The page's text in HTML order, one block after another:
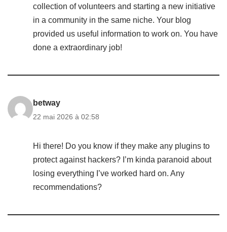
collection of volunteers and starting a new initiative
in a community in the same niche. Your blog
provided us useful information to work on. You have
done a extraordinary job!
betway
22 mai 2026 à 02:58
Hi there! Do you know if they make any plugins to
protect against hackers? I’m kinda paranoid about
losing everything I’ve worked hard on. Any
recommendations?